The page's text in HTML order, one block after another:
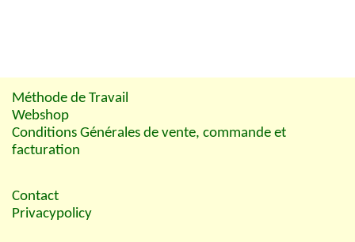
Méthode de Travail
Webshop
Conditions Générales de vente, commande et
facturation
Contact
Privacypolicy